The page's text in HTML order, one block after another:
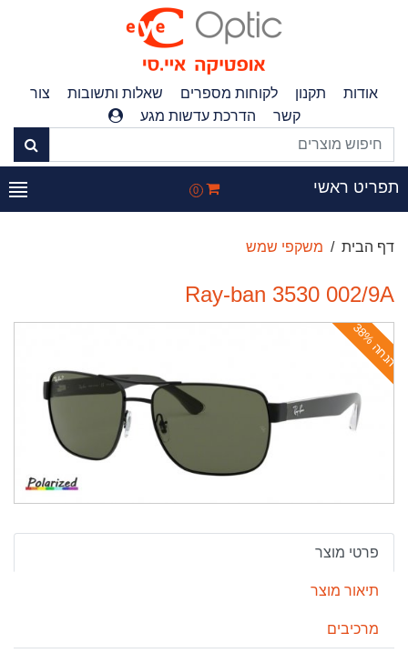
אודות תקנון לקוחות מספרים שאלות ותשובות
צור
קשר
הדרכת עדשות מגע
ראשי 0
דף הבית משקפי שמש
Ray-ban 3530 002/9A
ה
נ
ח
ה
3
8
פרטי מוצר
תיאור מוצר
מרכיבים